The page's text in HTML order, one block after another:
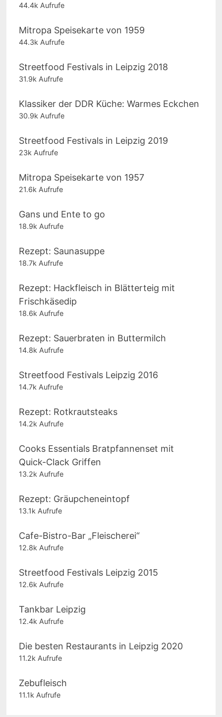
44.4k Aufrufe
Mitropa Speisekarte von 1959
44.3k Aufrufe
Streetfood Festivals in Leipzig 2018
31.9k Aufrufe
Klassiker der DDR Küche: Warmes Eckchen
30.9k Aufrufe
Streetfood Festivals in Leipzig 2019
23k Aufrufe
Mitropa Speisekarte von 1957
21.6k Aufrufe
Gans und Ente to go
18.9k Aufrufe
Rezept: Saunasuppe
18.7k Aufrufe
Rezept: Hackfleisch in Blätterteig mit
Frischkäsedip
18.6k Aufrufe
Rezept: Sauerbraten in Buttermilch
14.8k Aufrufe
Streetfood Festivals Leipzig 2016
14.7k Aufrufe
Rezept: Rotkrautsteaks
14.2k Aufrufe
Cooks Essentials Bratpfannenset mit
Quick-Clack Griffen
13.2k Aufrufe
Rezept: Gräupcheneintopf
13.1k Aufrufe
Cafe-Bistro-Bar „Fleischerei“
12.8k Aufrufe
Streetfood Festivals Leipzig 2015
12.6k Aufrufe
Tankbar Leipzig
12.4k Aufrufe
Die besten Restaurants in Leipzig 2020
11.2k Aufrufe
Zebufleisch
11.1k Aufrufe